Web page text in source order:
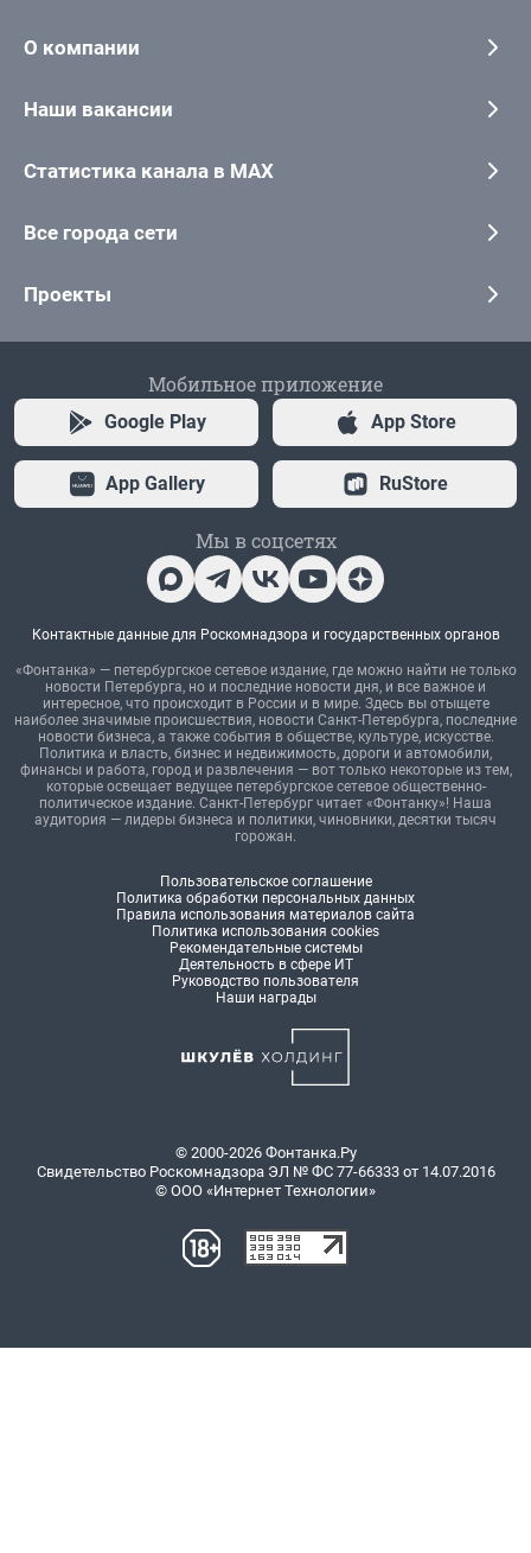
О компании
Наши вакансии
Статистика канала в MAX
Все города сети
Проекты
Мобильное приложение
Google Play App Store
App Gallery RuStore
Мы в соцсетях
Контактные данные для Роскомнадзора и государственных органов
«Фонтанка» — петербургское сетевое издание, где можно найти не только
новости Петербурга, но и последние новости дня, и все важное и
интересное, что происходит в России и в мире. Здесь вы отыщете
наиболее значимые происшествия, новости Санкт-Петербурга, последние
новости бизнеса, а также события в обществе, культуре, искусстве.
Политика и власть, бизнес и недвижимость, дороги и автомобили,
финансы и работа, город и развлечения — вот только некоторые из тем,
которые освещает ведущее петербургское сетевое общественно-
политическое издание. Санкт-Петербург читает «Фонтанку»! Наша
аудитория — лидеры бизнеса и политики, чиновники, десятки тысяч
горожан.
Пользовательское соглашение
Политика обработки персональных данных
Правила использования материалов сайта
Политика использования cookies
Рекомендательные системы
Деятельность в сфере ИТ
Руководство пользователя
Наши награды
© 2000-2026 Фонтанка.Ру
Свидетельство Роскомнадзора ЭЛ № ФС 77-66333 от 14.07.2016
© ООО «Интернет Технологии»